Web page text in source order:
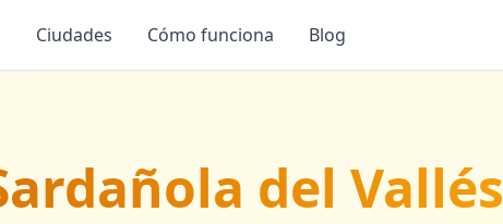
Ciudades Cómo funciona Blog
del Vallés